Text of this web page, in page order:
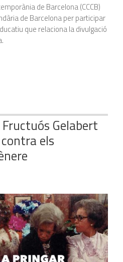
de Barcelona (CCCB)
de Barcelona per participar
que relaciona la divulgació
Fructuós Gelabert
els